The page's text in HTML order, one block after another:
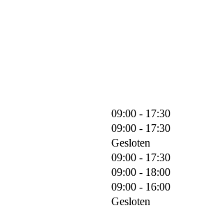
09:00 - 17:30
09:00 - 17:30
Gesloten
09:00 - 17:30
09:00 - 18:00
09:00 - 16:00
Gesloten